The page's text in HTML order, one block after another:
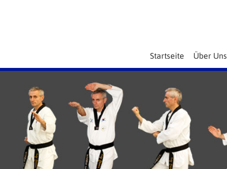
Startseite Über Uns